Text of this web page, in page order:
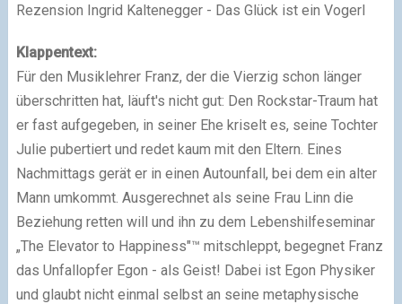
Rezension Ingrid Kaltenegger - Das Glück ist ein Vogerl
Klappentext:
Für den Musiklehrer Franz, der die Vierzig schon länger
überschritten hat, läuft's nicht gut: Den Rockstar-Traum hat
er fast aufgegeben, in seiner Ehe kriselt es, seine Tochter
Julie pubertiert und redet kaum mit den Eltern. Eines
Nachmittags gerät er in einen Autounfall, bei dem ein alter
Mann umkommt. Ausgerechnet als seine Frau Linn die
Beziehung retten will und ihn zu dem Lebenshilfeseminar
„The Elevator to Happiness"™ mitschleppt, begegnet Franz
das Unfallopfer Egon - als Geist! Dabei ist Egon Physiker
und glaubt nicht einmal selbst an seine metaphysische